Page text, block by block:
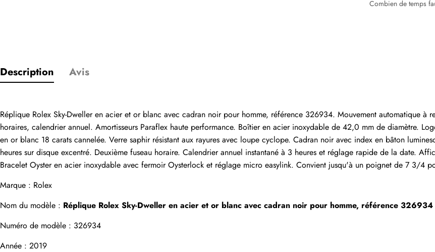
Combien de temps
Description Avis
Réplique Rolex Sky-Dweller en acier et or blanc avec cadran noir pour homme, référence 326934. Mouvement automatique à
horaires, calendrier annuel. Amortisseurs Paraflex haute performance. Boîtier en acier inoxydable de 42,0 mm de diamètre.
en or blanc 18 carats cannelée. Verre saphir résistant aux rayures avec loupe cyclope. Cadran noir avec index en bâton
heures sur disque excentré. Deuxième fuseau horaire. Calendrier annuel instantané à 3 heures et réglage rapide de la date.
Bracelet Oyster en acier inoxydable avec fermoir Oysterlock et réglage micro easylink. Convient jusqu'à un poignet de 7 3/4
Marque : Rolex
Nom du modèle : Réplique Rolex Sky-Dweller en acier et or blanc avec cadran noir pour homme, référence 326934
Numéro de modèle : 326934
Année : 2019
Évaluation
Email